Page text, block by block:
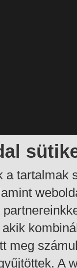
a tartalmak
meg
A